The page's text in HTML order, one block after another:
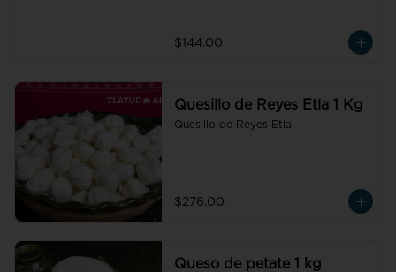
$144.00
Quesillo de Reyes Etla 1 Kg
Quesillo de Reyes Etla
$276.00
Queso de petate 1 kg